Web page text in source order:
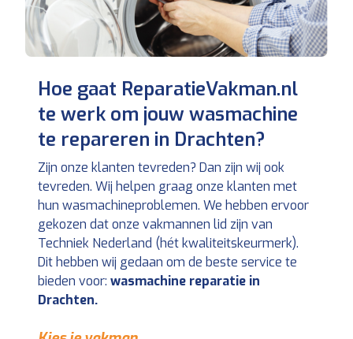
Hoe gaat ReparatieVakman.nl
te werk om jouw wasmachine
te repareren in Drachten?
Zijn onze klanten tevreden? Dan zijn wij ook
tevreden. Wij helpen graag onze klanten met
hun wasmachineproblemen. We hebben ervoor
gekozen dat onze vakmannen lid zijn van
Techniek Nederland (hét kwaliteitskeurmerk).
Dit hebben wij gedaan om de beste service te
bieden voor: wasmachine reparatie in
Drachten.